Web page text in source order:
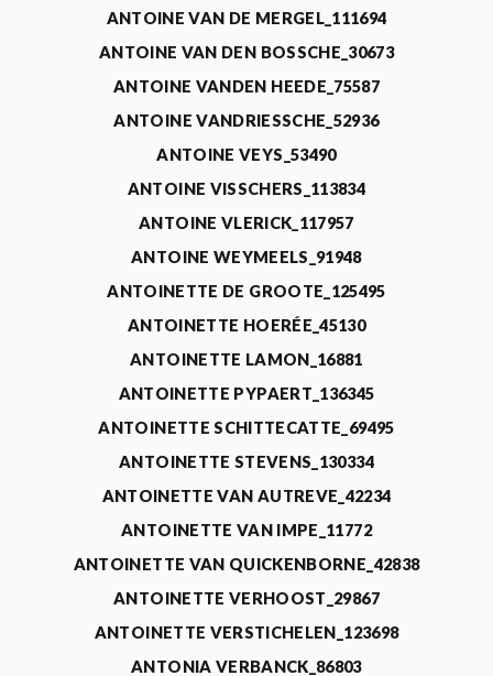
ANTOINE VAN DE MERGEL_111694
ANTOINE VAN DEN BOSSCHE_30673
ANTOINE VANDEN HEEDE_75587
ANTOINE VANDRIESSCHE_52936
ANTOINE VEYS_53490
ANTOINE VISSCHERS_113834
ANTOINE VLERICK_117957
ANTOINE WEYMEELS_91948
ANTOINETTE DE GROOTE_125495
ANTOINETTE HOERÉE_45130
ANTOINETTE LAMON_16881
ANTOINETTE PYPAERT_136345
ANTOINETTE SCHITTECATTE_69495
ANTOINETTE STEVENS_130334
ANTOINETTE VAN AUTREVE_42234
ANTOINETTE VAN IMPE_11772
ANTOINETTE VAN QUICKENBORNE_42838
ANTOINETTE VERHOOST_29867
ANTOINETTE VERSTICHELEN_123698
ANTONIA VERBANCK_86803